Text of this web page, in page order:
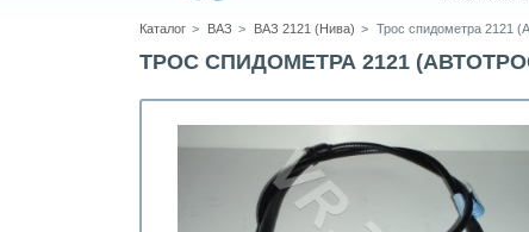
Каталог ВАЗ ВАЗ 2121 (Нива) Трос спидометра 2121
ТРОС СПИДОМЕТРА 2121